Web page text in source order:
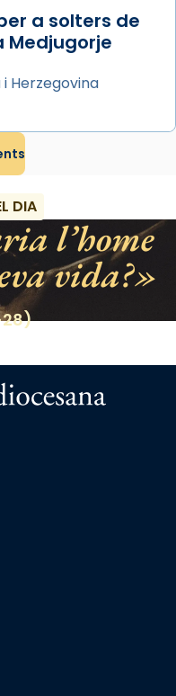
privilegi
cor, i té una
hores. Després,
al voltant
un grup de
propis. Festa
ves per les
a solters de
Medjugorje
i Herzegovina
DIA
l’home
vida?
28)